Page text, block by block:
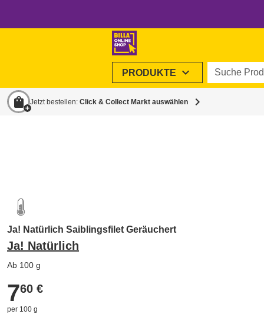
PRODUKTE expand_more Suche
shopping_bag Jetzt bestellen: Click & Collect Markt auswählen chevron_right
Ja! Natürlich Saiblingsfilet Geräuchert
Ja! Natürlich
Ab 100 g
7,60 €
760 €
per 100 g